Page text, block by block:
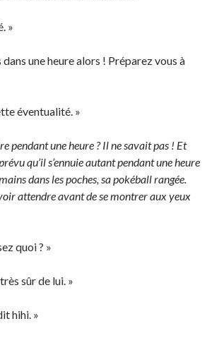
»
une heure alors ! Préparez vous à
éventualité. »
pendant une heure ? Il ne savait pas ! Et
qu’il s’ennuie autant pendant une heure
dans les poches, sa pokéball rangée.
attendre avant de se montrer aux yeux
quoi ? »
sûr de lui. »
hihi. »